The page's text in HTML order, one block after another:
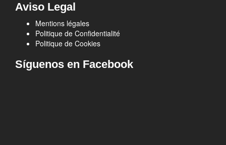
Aviso Legal
Mentions légales
Politique de Confidentialité
Politique de Cookies
Síguenos en Facebook